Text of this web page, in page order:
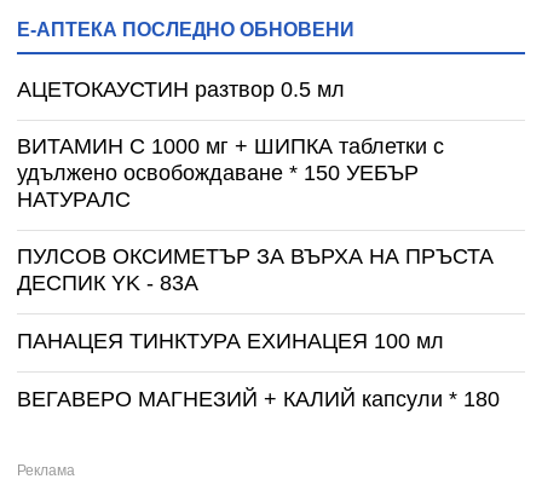
Е-АПТЕКА ПОСЛЕДНО ОБНОВЕНИ
АЦЕТОКАУСТИН разтвор 0.5 мл
ВИТАМИН С 1000 мг + ШИПКА таблетки с
удължено освобождаване * 150 УЕБЪР
НАТУРАЛС
ПУЛСОВ ОКСИМЕТЪР ЗА ВЪРХА НА ПРЪСТА
ДЕСПИК YK - 83A
ПАНАЦЕЯ ТИНКТУРА ЕХИНАЦЕЯ 100 мл
ВЕГАВЕРО МАГНЕЗИЙ + КАЛИЙ капсули * 180